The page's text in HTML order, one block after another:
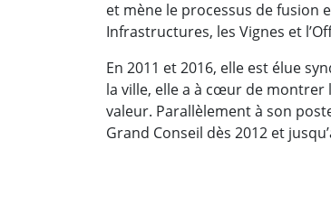
et mène le processus de fusion
Infrastructures, les Vignes et
En 2011 et 2016, elle est élue
la ville, elle a à cœur de montrer
valeur. Parallèlement à son
Grand Conseil dès 2012 et